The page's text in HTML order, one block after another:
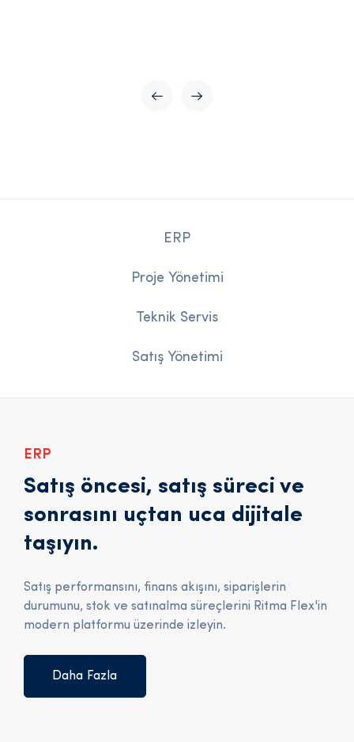
ERP
Proje Yönetimi
Teknik Servis
Satış Yönetimi
ERP
Satış öncesi, satış süreci ve
sonrasını uçtan uca dijitale
taşıyın.
Satış performansını, finans akışını, siparişlerin
durumunu, stok ve satınalma süreçlerini Ritma Flex'in
modern platformu üzerinde izleyin.
Daha Fazla